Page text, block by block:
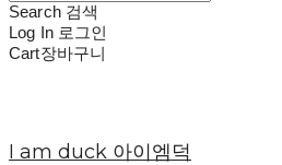
Search 검색
Log In 로그인
Cart장바구니
I am duck 아이엠덕